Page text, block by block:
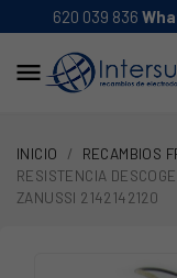
620 039 836

INICIO RECAMBIOS
RESISTENCIA
ZANUSSI 2142142120